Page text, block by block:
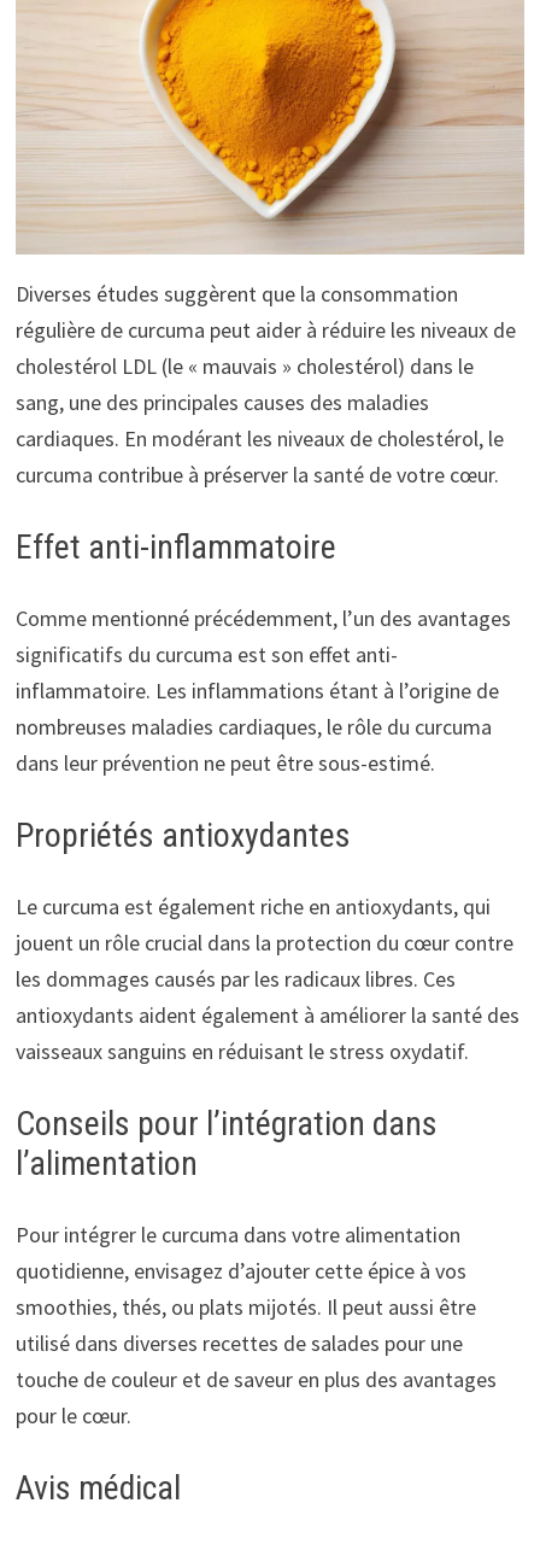
Diverses études suggèrent que la consommation
régulière de curcuma peut aider à réduire les niveaux de
cholestérol LDL (le « mauvais » cholestérol) dans le
sang, une des principales causes des maladies
cardiaques. En modérant les niveaux de cholestérol, le
curcuma contribue à préserver la santé de votre cœur.
Effet anti-inflammatoire
Comme mentionné précédemment, l’un des avantages
significatifs du curcuma est son effet anti-
inflammatoire. Les inflammations étant à l’origine de
nombreuses maladies cardiaques, le rôle du curcuma
dans leur prévention ne peut être sous-estimé.
Propriétés antioxydantes
Le curcuma est également riche en antioxydants, qui
jouent un rôle crucial dans la protection du cœur contre
les dommages causés par les radicaux libres. Ces
antioxydants aident également à améliorer la santé des
vaisseaux sanguins en réduisant le stress oxydatif.
Conseils pour l’intégration dans
l’alimentation
Pour intégrer le curcuma dans votre alimentation
quotidienne, envisagez d’ajouter cette épice à vos
smoothies, thés, ou plats mijotés. Il peut aussi être
utilisé dans diverses recettes de salades pour une
touche de couleur et de saveur en plus des avantages
pour le cœur.
Avis médical